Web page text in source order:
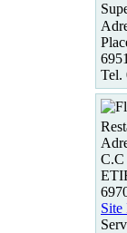
Tel.
Site